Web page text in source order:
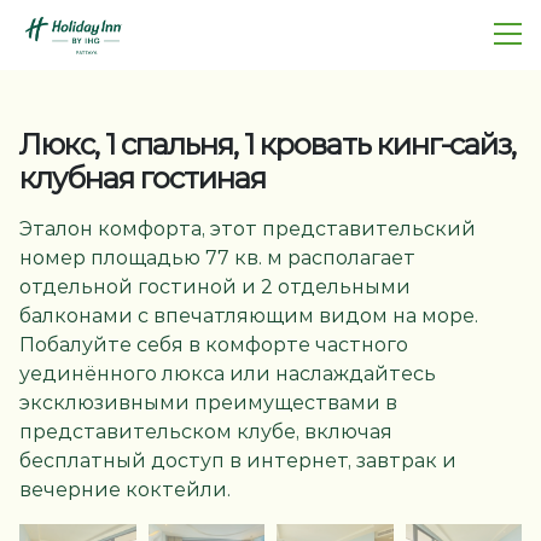
Люкс, 1 спальня, 1 кровать кинг-сайз,
клубная гостиная
Эталон комфорта, этот представительский
номер площадью 77 кв. м располагает
отдельной гостиной и 2 отдельными
балконами с впечатляющим видом на море.
Побалуйте себя в комфорте частного
уединённого люкса или наслаждайтесь
эксклюзивными преимуществами в
представительском клубе, включая
бесплатный доступ в интернет, завтрак и
вечерние коктейли.